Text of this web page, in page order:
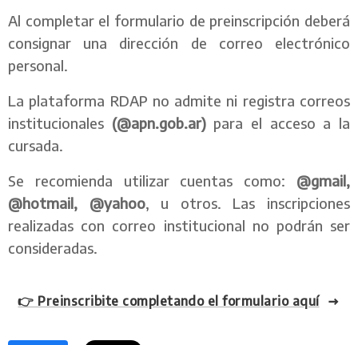
Al completar el formulario de preinscripción deberá
consignar una dirección de correo electrónico
personal.
La plataforma RDAP no admite ni registra correos
institucionales (@apn.gob.ar)para el acceso a la
cursada.
Se recomienda utilizar cuentas como: @gmail,
@hotmail, @yahoo, u otros. Las inscripciones
realizadas con correo institucional no podrán ser
consideradas.
👉 Preinscribite completando el formulario aquí